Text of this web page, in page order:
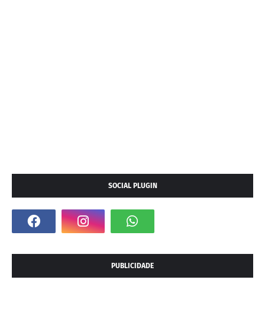
SOCIAL PLUGIN
PUBLICIDADE